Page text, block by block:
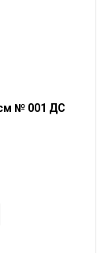
№ 001 ДС